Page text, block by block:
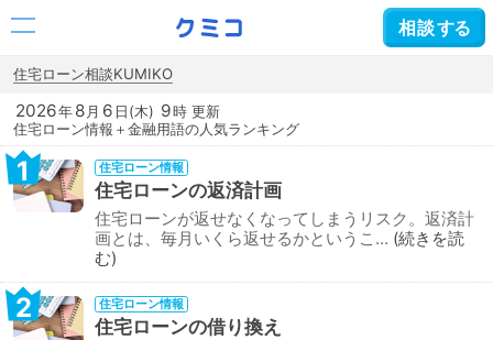
住宅ローン相談KUMIKO
2026年8 月 6 日(木) 9時 更新
住宅ローン情報＋金融用語の人気ランキング
1 住宅ローン情報
住宅ローンの返済計画
住宅ローンが返せなくなってしまうリスク。返済計
画とは、毎月いくら返せるかというこ… 続きを読
む
2 住宅ローン情報
住宅ローンの借り換え
相談する